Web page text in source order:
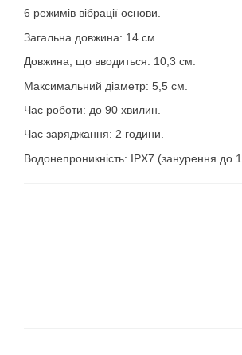
6 режимів вібрації основи.
Загальна довжина: 14 см.
Довжина, що вводиться: 10,3 см.
Максимальний діаметр: 5,5 см.
Час роботи: до 90 хвилин.
Час заряджання: 2 години.
Водонепроникність: IPX7 (занурення до